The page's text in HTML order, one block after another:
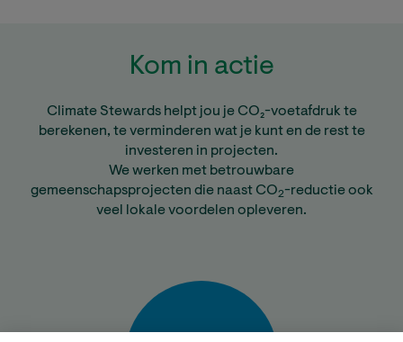
Kom in actie
Climate Stewards helpt jou je CO₂-voetafdruk te
berekenen, te verminderen wat je kunt en de rest te
investeren in projecten.
We werken met betrouwbare
gemeenschapsprojecten die naast CO2-reductie ook
veel lokale voordelen opleveren.